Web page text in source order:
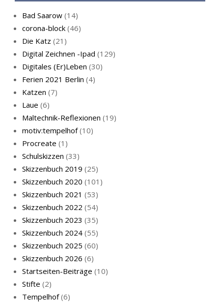
Live-Cat
Katze sturmerprobt
Bad Saarow (14)
corona-block (46)
Die Katz (21)
Digital Zeichnen -Ipad (129)
Digitales (Er)Leben (30)
Ferien 2021 Berlin (4)
Katzen (7)
Laue (6)
Maltechnik-Reflexionen (19)
motiv:tempelhof(10)
Procreate (1)
Schulskizzen (33)
Skizzenbuch 2019 (25)
Skizzenbuch 2020 (101)
Skizzenbuch 2021 (53)
Skizzenbuch 2022 (54)
Skizzenbuch 2023 (35)
Skizzenbuch 2024 (55)
Skizzenbuch 2025 (60)
Skizzenbuch 2026 (6)
Startseiten-Beiträge (10)
Stifte (2)
Tempelhof(6)